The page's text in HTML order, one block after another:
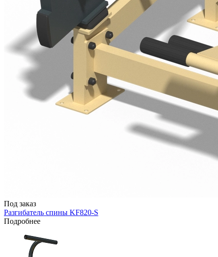
Под заказ
Разгибатель спины KF820-S
Подробнее